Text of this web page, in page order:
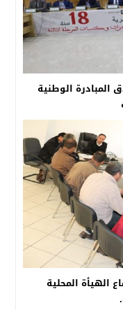
بالذكرى 18 لانطلاق المبادرة الوطنية
الهيأة المحلية